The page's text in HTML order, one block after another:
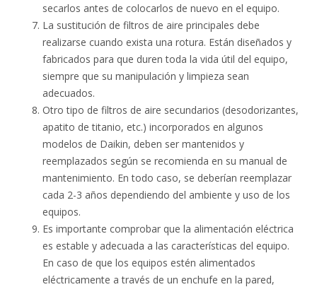
secarlos antes de colocarlos de nuevo en el equipo.
La sustitución de filtros de aire principales debe
realizarse cuando exista una rotura. Están diseñados y
fabricados para que duren toda la vida útil del equipo,
siempre que su manipulación y limpieza sean
adecuados.
Otro tipo de filtros de aire secundarios (desodorizantes,
apatito de titanio, etc.) incorporados en algunos
modelos de Daikin, deben ser mantenidos y
reemplazados según se recomienda en su manual de
mantenimiento. En todo caso, se deberían reemplazar
cada 2-3 años dependiendo del ambiente y uso de los
equipos.
Es importante comprobar que la alimentación eléctrica
es estable y adecuada a las características del equipo.
En caso de que los equipos estén alimentados
eléctricamente a través de un enchufe en la pared,